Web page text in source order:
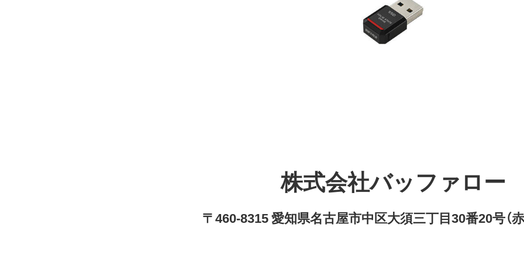
株式会社バッファロー
〒460-8315 愛知県名古屋市中区大須三丁目30番20号（